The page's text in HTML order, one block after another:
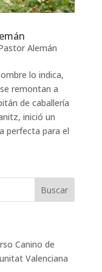
Alemán
lo indica,
remontan a
de caballería
inició un
perfecta para el
Canino de
Valenciana